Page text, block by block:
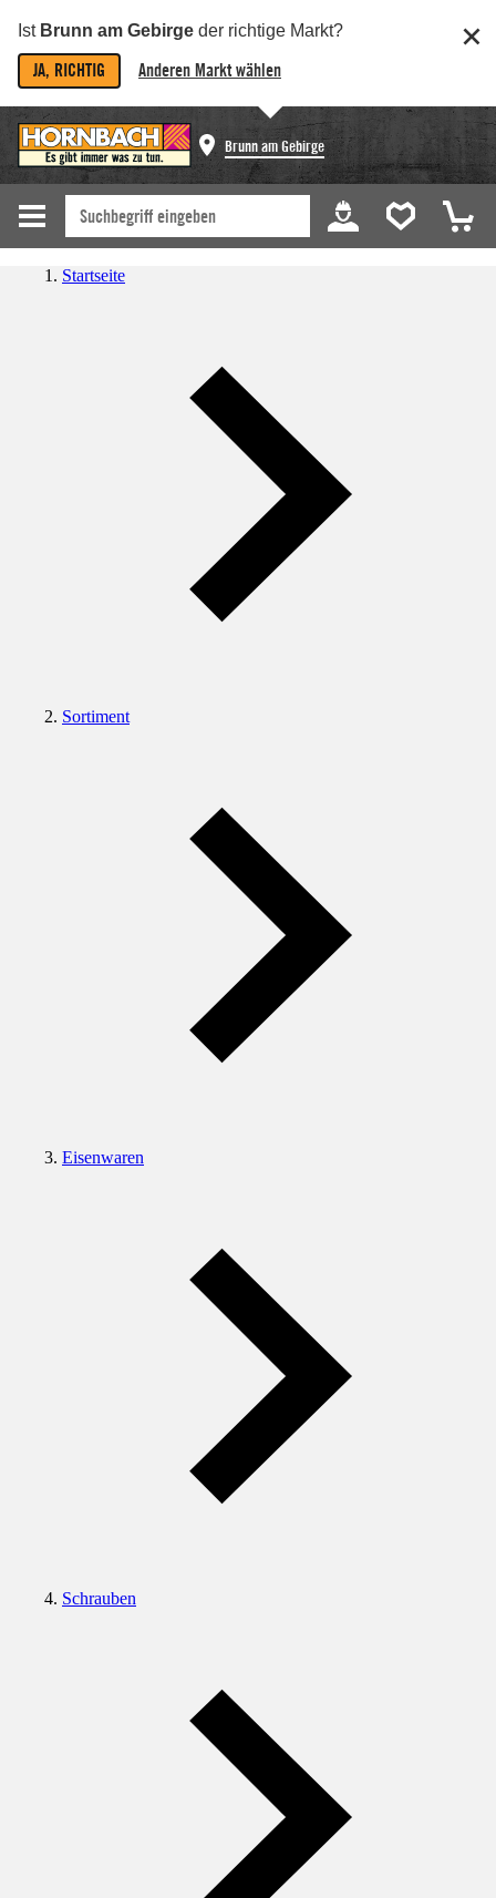
Ist Brunn am Gebirge der richtige Markt?
JA, RICHTIG Anderen Markt wählen
Brunn am Gebirge
Startseite
Sortiment
Eisenwaren
Schrauben